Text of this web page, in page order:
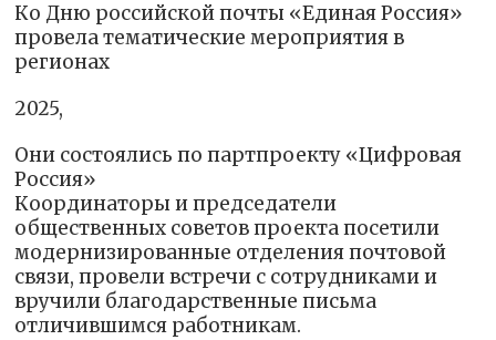
Ко Дню российской почты «Единая Россия»
провела тематические мероприятия в
регионах
2025,
Они состоялись по партпроекту «Цифровая
Россия»
Координаторы и председатели
общественных советов проекта посетили
модернизированные отделения почтовой
связи, провели встречи с сотрудниками и
вручили благодарственные письма
отличившимся работникам.